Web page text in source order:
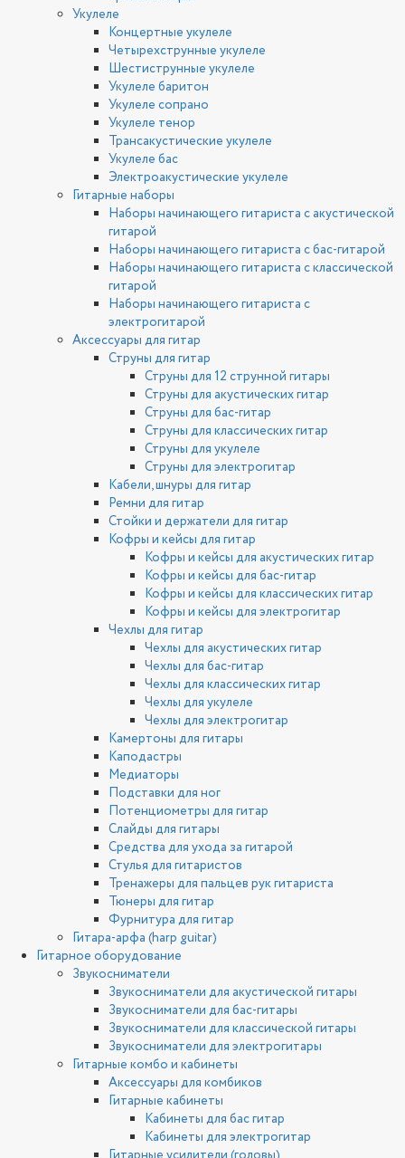
Укулеле
Концертные укулеле
Четырехструнные укулеле
Шестиструнные укулеле
Укулеле баритон
Укулеле сопрано
Укулеле тенор
Трансакустические укулеле
Укулеле бас
Электроакустические укулеле
Гитарные наборы
Наборы начинающего гитариста с акустической
гитарой
Наборы начинающего гитариста с бас-гитарой
Наборы начинающего гитариста с классической
гитарой
Наборы начинающего гитариста с
электрогитарой
Аксессуары для гитар
Струны для гитар
Струны для 12 струнной гитары
Струны для акустических гитар
Струны для бас-гитар
Струны для классических гитар
Струны для укулеле
Струны для электрогитар
Кабели, шнуры для гитар
Ремни для гитар
Стойки и держатели для гитар
Кофры и кейсы для гитар
Кофры и кейсы для акустических гитар
Кофры и кейсы для бас-гитар
Кофры и кейсы для классических гитар
Кофры и кейсы для электрогитар
Чехлы для гитар
Чехлы для акустических гитар
Чехлы для бас-гитар
Чехлы для классических гитар
Чехлы для укулеле
Чехлы для электрогитар
Камертоны для гитары
Каподастры
Медиаторы
Подставки для ног
Потенциометры для гитар
Слайды для гитары
Средства для ухода за гитарой
Стулья для гитаристов
Тренажеры для пальцев рук гитариста
Тюнеры для гитар
Фурнитура для гитар
Гитара-арфа (harp guitar)
Гитарное оборудование
Звукосниматели
Звукосниматели для акустической гитары
Звукосниматели для бас-гитары
Звукосниматели для классической гитары
Звукосниматели для электрогитары
Гитарные комбо и кабинеты
Аксессуары для комбиков
Гитарные кабинеты
Кабинеты для бас гитар
Кабинеты для электрогитар